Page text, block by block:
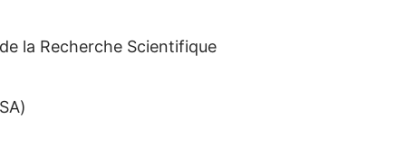
la Recherche Scientifique